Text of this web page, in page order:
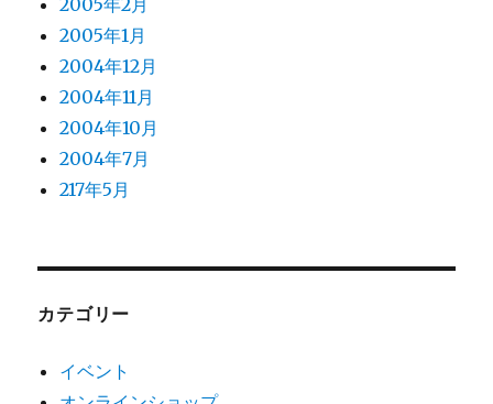
2005年2月
2005年1月
2004年12月
2004年11月
2004年10月
2004年7月
217年5月
カテゴリー
イベント